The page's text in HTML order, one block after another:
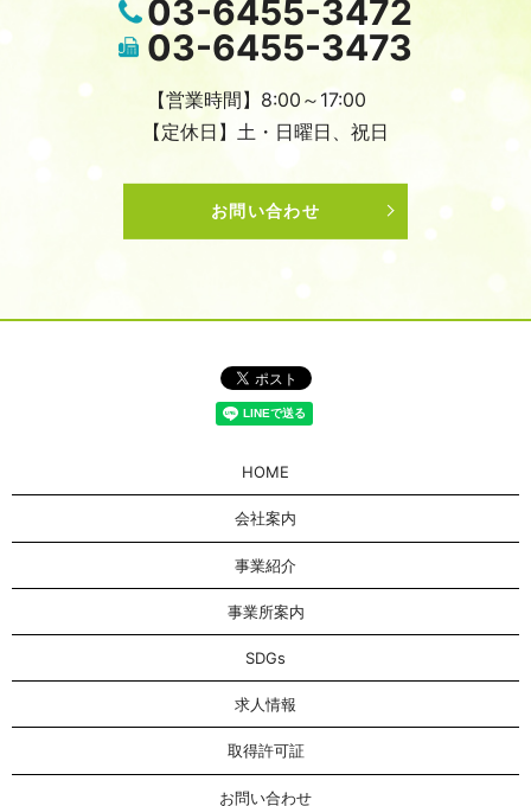
03-6455-3472
03-6455-3473
【営業時間】8:00～17:00
【定休日】土・日曜日、祝日
お問い合わせ
HOME
会社案内
事業紹介
事業所案内
SDGs
求人情報
取得許可証
お問い合わせ